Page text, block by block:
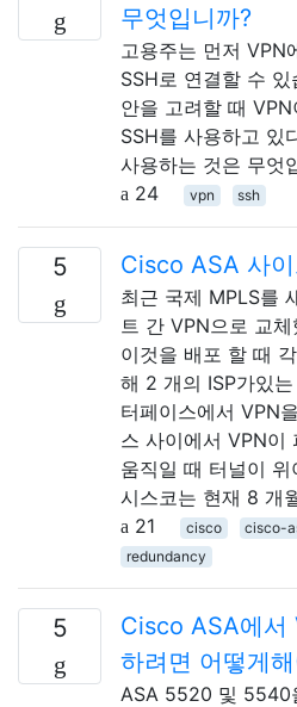
무엇입니까?
고용주는 먼저 VPN
SSH로 연결할 수
안을 고려할 때
SSH를 사용하고 있
사용하는 것은 무엇
24
vpn ssh
5 Cisco ASA 사
최근 국제 MPLS를
트 간 VPN으로 교
이것을 배포 할 때
해 2 개의 ISP가있
터페이스에서 VPN
스 사이에서 VPN이
움직일 때 터널이 위
시스코는 현재 8 개
21
cisco cisco-
redundancy
5
Cisco ASA에서
하려면 어떻게
ASA 5520 및 5540